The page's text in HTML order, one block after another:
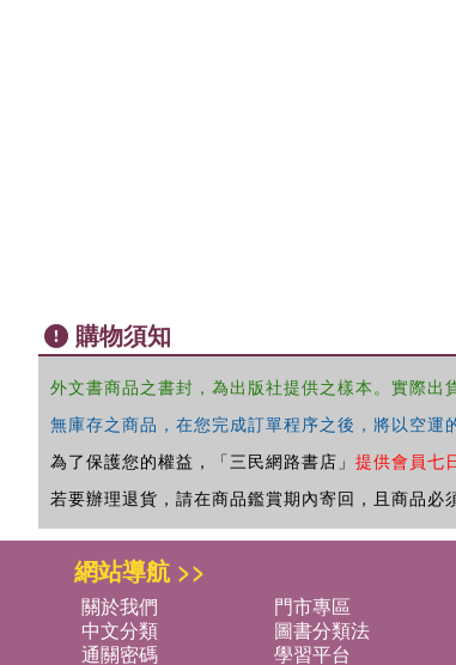
購物須知
外文書商品之書封，為出版社提供之樣本。實際出
無庫存之商品，在您完成訂單程序之後，將以空運
為了保護您的權益，「三民網路書店」 提供會員七
若要辦理退貨，請在商品鑑賞期內寄回，且商品必
網站導航 >>
關於我們 門市專區
中文分類
圖書分類法
通關密碼
學習平台